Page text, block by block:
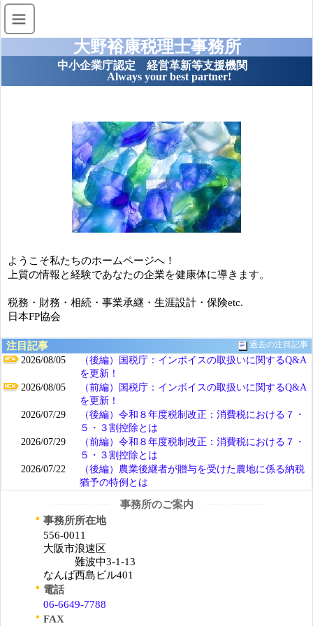
大野裕康税理士事務所
中小企業庁認定 経営革新等支援機関
Always your best partner!
ようこそ私たちのホームページへ！
上質の情報と経験であなたの企業を健康体に導きます。
税務・財務・相続・事業承継・生涯設計・保険etc.
日本FP協会
注目記事 過去の注目記事
2026/08/05
（後編）国税庁：インボイスの取扱いに関するQ&A
を更新！
2026/08/05
（前編）国税庁：インボイスの取扱いに関するQ&A
を更新！
2026/07/29
（後編）令和８年度税制改正：消費税における７・
５・３割控除とは
2026/07/29
（前編）令和８年度税制改正：消費税における７・
５・３割控除とは
2026/07/22
（後編）農業後継者が贈与を受けた農地に係る納税
猶予の特例とは
事務所のご案内
事務所所在地
556-0011
大阪市浪速区
難波中3-1-13
なんば西島ビル401
電話
06-6649-7788
FAX